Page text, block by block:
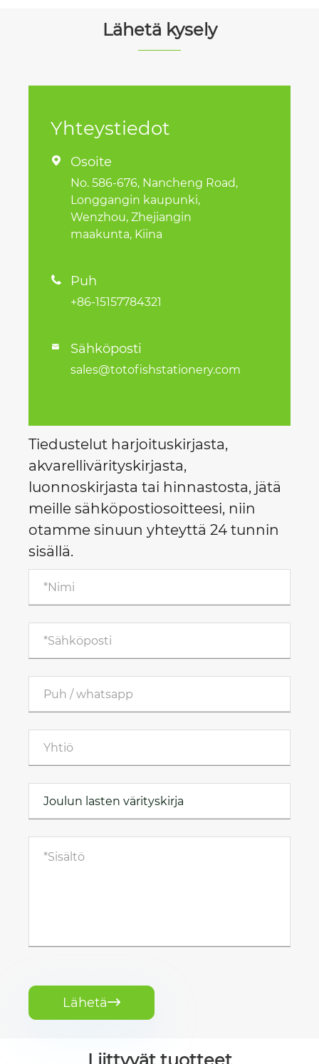
Lähetä kysely
Yhteystiedot
 Osoite
No. 586-676, Nancheng Road,
Longgangin kaupunki,
Wenzhou, Zhejiangin
maakunta, Kiina
 Puh
+86-15157784321
 Sähköposti
sales@totofishstationery.com
Tiedustelut harjoituskirjasta,
akvarellivärityskirjasta,
luonnoskirjasta tai hinnastosta, jätä
meille sähköpostiosoitteesi, niin
otamme sinuun yhteyttä 24 tunnin
sisällä.
Lähetä
Liittyvät tuotteet